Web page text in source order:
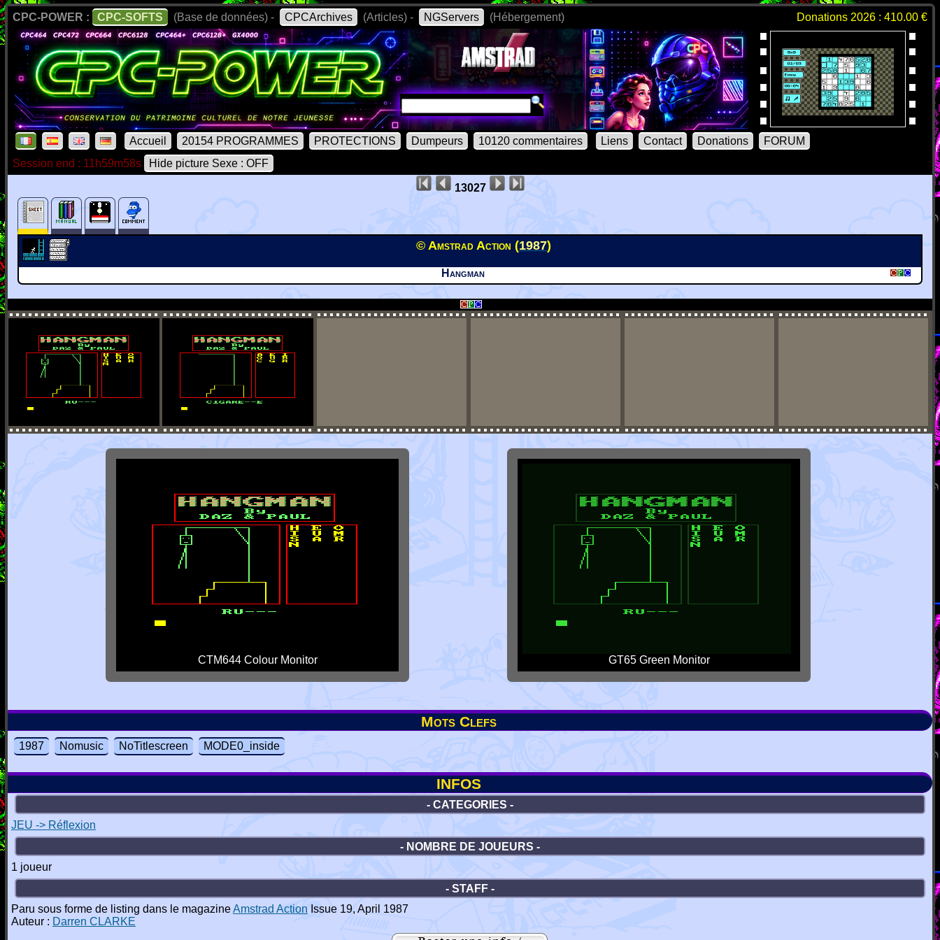
CPC-POWER : CPC-SOFTS (Base de données) - CPCArchives (Articles) - NGServers (Hébergement) Donations 2026 : 410.00 €
Accueil 20154 PROGRAMMES PROTECTIONS Dumpeurs 10120 commentaires Liens Contact Donations
FORUM
Session end : 11h59m58s
Hide picture Sexe : OFF
13027
© Amstrad Action (1987)
Hangman
CTM644 Colour Monitor GT65 Green Monitor
Mots Clefs
1987 Nomusic NoTitlescreen MODE0_inside
INFOS
- CATEGORIES -
JEU -> Réflexion
- NOMBRE DE JOUEURS -
1 joueur
- STAFF -
Paru sous forme de listing dans le magazineAmstrad Action Issue 19, April 1987
Auteur : Darren CLARKE